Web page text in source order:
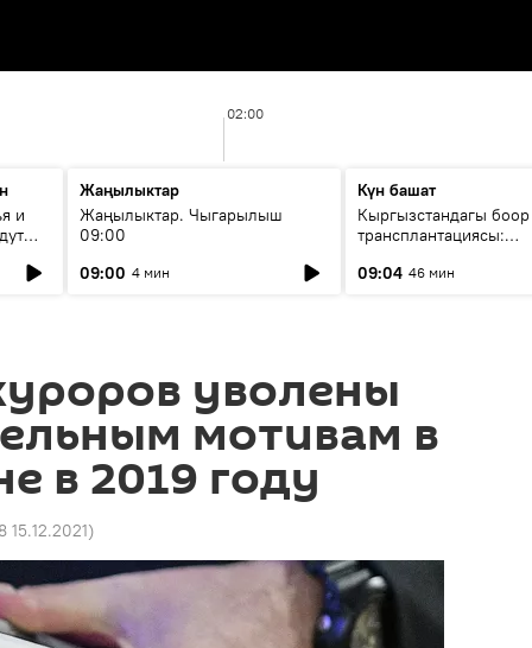
02:00
и
Жаңылыктар
Жаңылыктар. Чыгарылыш
09:00
09:00 4 мин
Күн башат
Кыргызстандагы боор
трансплантациясы:
келечеги
09:04 46 мин
уволены
мотивам в
в 2019 году
15.12.2021)